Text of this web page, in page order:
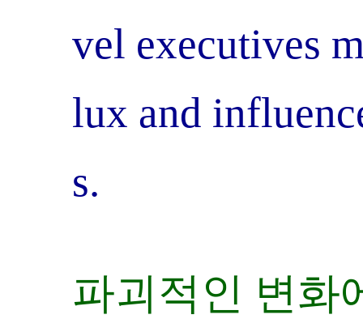
vel executives
lux and
s.
파괴적인 변화